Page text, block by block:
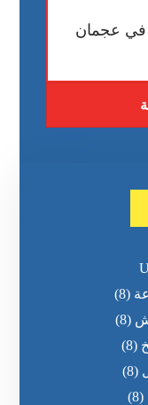
في عجمان
(8)
(8)
(8)
(8)
(8)